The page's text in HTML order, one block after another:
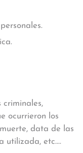
criminales,
ocurrieron los
data de las
utilizada, etc....